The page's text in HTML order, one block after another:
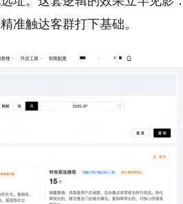
准触达客群打下基础。